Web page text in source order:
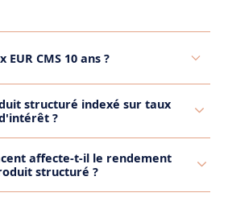
EUR CMS 10 ans ?
qui représente la moyenne
ans en euros. Ce taux est
les produits structurés et les
pour déterminer les
structuré indexé sur taux
?
financier dont la
affecte-t-il le rendement
structuré ?